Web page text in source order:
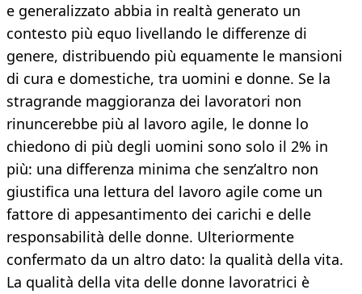
e generalizzato abbia in realtà generato un
contesto più equo livellando le differenze di
genere, distribuendo più equamente le mansioni
di cura e domestiche, tra uomini e donne. Se la
stragrande maggioranza dei lavoratori non
rinuncerebbe più al lavoro agile, le donne lo
chiedono di più degli uomini sono solo il 2% in
più: una differenza minima che senz’altro non
giustifica una lettura del lavoro agile come un
fattore di appesantimento dei carichi e delle
responsabilità delle donne. Ulteriormente
confermato da un altro dato: la qualità della vita.
La qualità della vita delle donne lavoratrici è